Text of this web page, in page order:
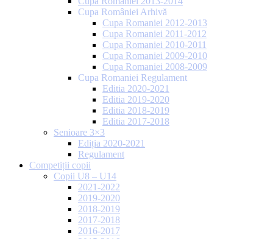
Cupa României Arhivă
Cupa Romaniei 2012-2013
Cupa Romaniei 2011-2012
Cupa Romaniei 2010-2011
Cupa Romaniei 2009-2010
Cupa Romaniei 2008-2009
Cupa Romaniei Regulament
Editia 2020-2021
Editia 2019-2020
Editia 2018-2019
Editia 2017-2018
Senioare 3×3
Ediția 2020-2021
Regulament
Competiții copii
Copii U8 – U14
2021-2022
2019-2020
2018-2019
2017-2018
2016-2017